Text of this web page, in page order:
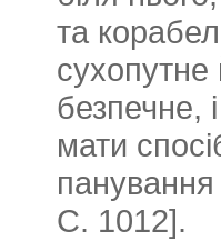
та
безпечне,
мати
С. 1012].